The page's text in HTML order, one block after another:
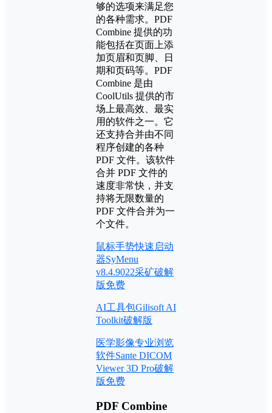
够的选项来满足您
的各种需求。PDF
Combine 提供的功
能包括在页面上添
加页眉和页脚、日
期和页码等。PDF
Combine 是由
CoolUtils 提供的市
场上最高效、最实
用的软件之一。它
还支持合并由不同
程序创建的各种
PDF 文件。该软件
合并 PDF 文件的
速度非常快，并支
持将无限数量的
PDF 文件合并为一
个文件。
鼠标手势快速启动
器SyMenu
v8.4.9022采矿破解
版免费
AI工具包Gilisoft AI
Toolkit破解版
医学影像专业浏览
软件Sante DICOM
Viewer 3D Pro破解
版免费
PDF Combine